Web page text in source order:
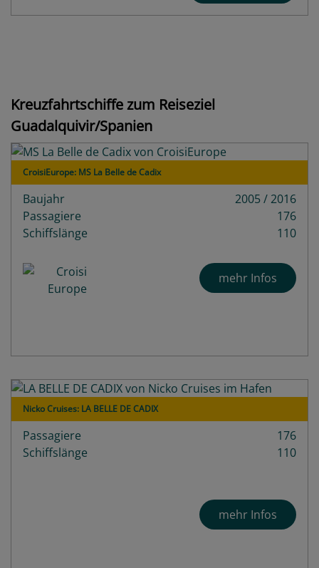
Kreuzfahrtschiffe zum Reiseziel
Guadalquivir/Spanien
CroisiEurope: MS La Belle de Cadix
Baujahr
2005 / 2016
Passagiere
176
Schiffslänge
110
mehr Infos
Nicko Cruises: LA BELLE DE CADIX
Passagiere
176
Schiffslänge
110
mehr Infos